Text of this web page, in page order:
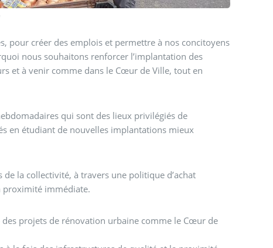
pour créer des emplois et permettre à nos concitoyens
nous souhaitons renforcer l’implantation des
et à venir comme dans le Cœur de Ville, tout en
qui sont des lieux privilégiés de
en étudiant de nouvelles implantations mieux
la collectivité, à travers une politique d’achat
proximité immédiate.
projets de rénovation urbaine comme le Cœur de